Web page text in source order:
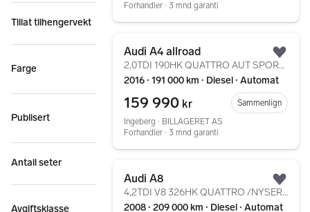
Tillat tilhengervekt
Farge
Publisert
Antall seter
Avgiftsklasse
Forhandler ∙ 3 mnd garanti
Audi A4 allroad
2,0TDI 190HK QUATTRO AUT SPORT /NYSERVET/WEBASTO/PANO
2016 ∙ 191 000 km ∙ Diesel ∙ Automat
159 990 kr
Sammenlign
Ingeberg ∙ BILLAGERET AS
Forhandler ∙ 3 mnd garanti
Audi A8
4,2TDI V8 326HK QUATTRO /NYSERVET/WEBASTO/B&O/ACC/22"/+
2008 ∙ 209 000 km ∙ Diesel ∙ Automat